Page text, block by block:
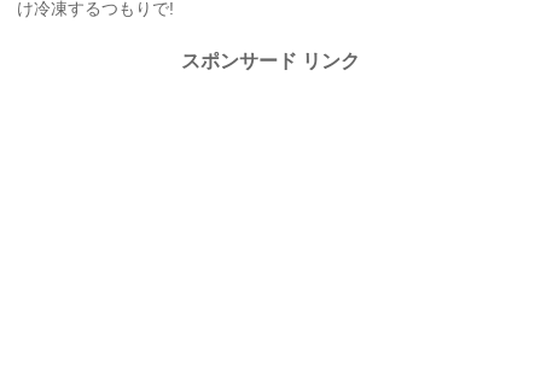
け冷凍するつもりで!
スポンサード リンク